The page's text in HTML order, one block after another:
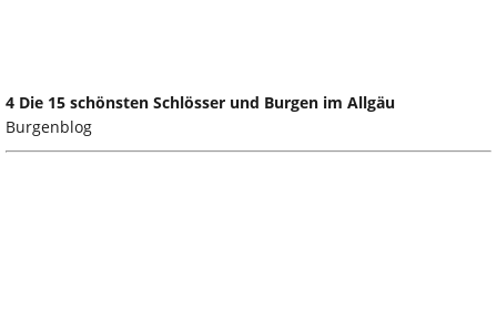
4 Die 15 schönsten Schlösser und Burgen im Allgäu
Burgenblog